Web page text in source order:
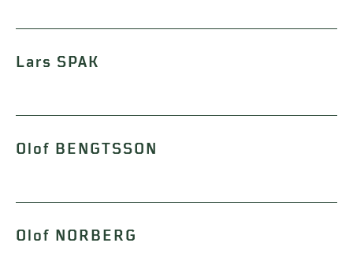
Lars SPAK
Olof BENGTSSON
Olof NORBERG